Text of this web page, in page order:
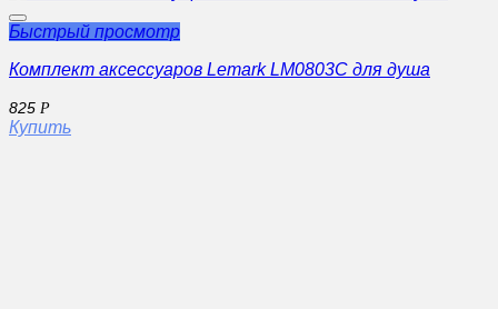
Быстрый просмотр
Комплект аксессуаров Lemark LM0803C для душа
825 Р
Купить